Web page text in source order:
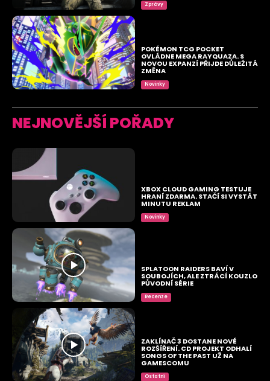
Zprávy
POKÉMON TCG POCKET
OVLÁDNE MEGA RAYQUAZA. S
NOVOU EXPANZÍ PŘIJDE DŮLEŽITÁ
ZMĚNA
Novinky
NEJNOVĚJŠÍ POŘADY
XBOX CLOUD GAMING TESTUJE
HRANÍ ZDARMA. STAČÍ SI VYSTÁT
MINUTU REKLAM
Novinky
SPLATOON RAIDERS BAVÍ V
SOUBOJÍCH, ALE ZTRÁCÍ KOUZLO
PŮVODNÍ SÉRIE
Recenze
ZAKLÍNAČ 3 DOSTANE NOVÉ
ROZŠÍŘENÍ. CD PROJEKT ODHALÍ
SONGS OF THE PAST UŽ NA
GAMESCOMU
Ostatní